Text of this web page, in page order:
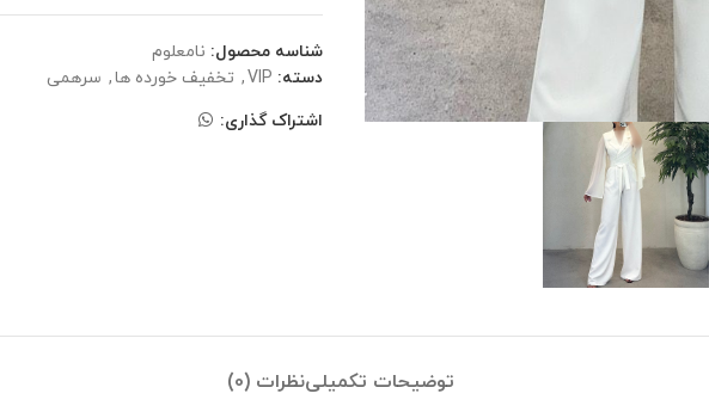
شناسه محصول: نامعلوم
دسته: VIP
, تخفیف خورده ها, سرهمی
اشتراک گذاری:
توضیحات تکمیلینظرات (0)